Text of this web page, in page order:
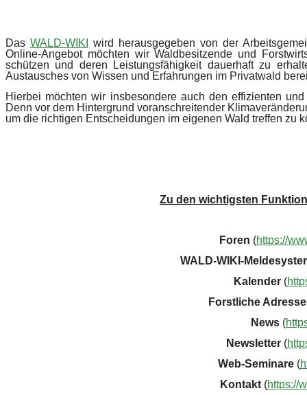
Das WALD-WIKI
wird herausgegeben von der
Online-Angebot möchten wir Waldbesitzende und
schützen und deren Leistungsfähigkeit dauerhaft zu
Austausches von Wissen und Erfahrungen im Privatwald
Hierbei möchten wir insbesondere auch den effizienten
Denn vor dem Hintergrund voranschreitender
um die richtigen Entscheidungen im eigenen Wald treffen zu
Zu den wichtigsten
Foren (https://
WALD-WIKI-
Kalender(
Forstliche
News (
Newsletter(
Web-Seminare(
Kontakt(https://